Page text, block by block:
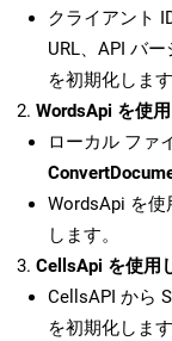
クライアント
URL、API バー
を初期化します
WordsApi を使
ローカル ファ
WordsApi を使
します。
CellsApi を使用
CellsAPI から
を初期化します